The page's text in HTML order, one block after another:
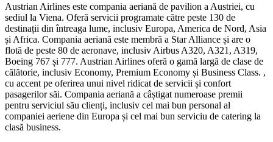
Austrian Airlines este compania aeriană de pavilion a Austriei, cu
sediul la Viena. Oferă servicii programate către peste 130 de
destinații din întreaga lume, inclusiv Europa, America de Nord, Asia
și Africa. Compania aeriană este membră a Star Alliance și are o
flotă de peste 80 de aeronave, inclusiv Airbus A320, A321, A319,
Boeing 767 și 777. Austrian Airlines oferă o gamă largă de clase de
călătorie, inclusiv Economy, Premium Economy și Business Class. ,
cu accent pe oferirea unui nivel ridicat de servicii și confort
pasagerilor săi. Compania aeriană a câștigat numeroase premii
pentru serviciul său clienți, inclusiv cel mai bun personal al
companiei aeriene din Europa și cel mai bun serviciu de catering la
clasă business.